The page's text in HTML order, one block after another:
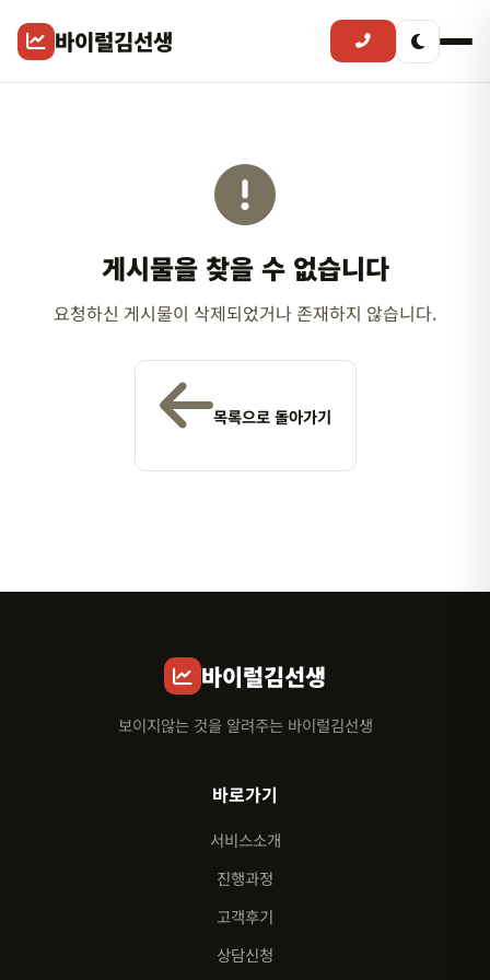
바이럴김선생
게시물을 찾을 수 없습니다
요청하신 게시물이 삭제되었거나 존재하지 않습니다.
목록으로 돌아가기
바이럴김선생
보이지않는 것을 알려주는 바이럴김선생
바로가기
서비스소개
진행과정
고객후기
상담신청